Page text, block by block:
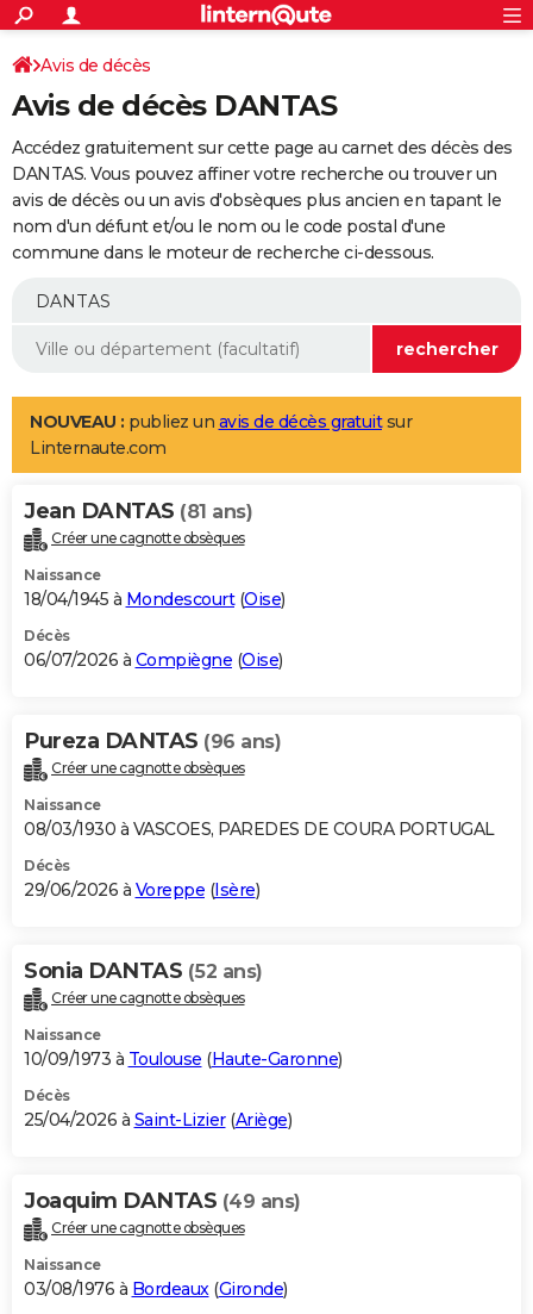
ACTUALITÉS
Politique
Société
Faits Divers
Education
Monde
Villes
+
SPORT
Coupe du monde 2026
Football
Tennis
Cyclisme
Rugby
Forum
Programme TV
TNT
Streaming
Cinéma
Sorties cinéma
Musique
+
FINANCE
Retraite
Epargne
Immobilier
Risques naturels par ville
Banque
Assurance
AUTO
Essais
Réserver un essai
Citadines
Berlines
SUV
Forum auto
+
Mobiles
Meilleur smartphone
Internet
Ordinateurs
Jeux vidéo
Guide high-tech
Aménagement intérieur
LIFESTYLE
Art de vivre
Bien-être
Loisirs
Mode
Modes de vie
Alimentation
Guide de la santé
Maladies
Médicaments
Sommeil
VOYAGE
Destinations
City break
Voyage nature
Voyage de noces
Forum
Climat
+PHOTO
GUIDES D'ACHAT
BONS PLANS
Carte de Noël
Carte Bonne année
Carte Saint-Valentin
Carte Pâques
Carte d'anniversaire
DICTIONNAIRE
Dictionnaire
Biographies
Citations
Expressions
Proverbes
PROGRAMME TV
S'inscrire
Se connecter
Lycées
Collèges
Primaires
Universités
Entreprises
Service militaire
Avis de recherche
AVIS DE DÉCÈS
Bricolage
Lifestyle
Culture
Sport
Auto
Television
Voyage
Cinema
Avis de décès
Avis de décès DANTAS
Accédez gratuitement sur cette page au carnet des décès des
DANTAS. Vous pouvez affiner votre recherche ou trouver un
avis de décès ou un avis d'obsèques plus ancien en tapant le
nom d'un défunt et/ou le nom ou le code postal d'une
commune dans le moteur de recherche ci-dessous.
NOUVEAU : publiez un avis de décès gratuitsur
Linternaute.com
Jean DANTAS (81 ans)
Créer une cagnotte obsèques
Naissance
18/04/1945 à Mondescourt(Oise)
Décès
06/07/2026 à Compiègne (Oise)
Pureza DANTAS (96 ans)
Créer une cagnotte obsèques
Naissance
08/03/1930 à VASCOES, PAREDES DE COURA PORTUGAL
Décès
29/06/2026 à Voreppe (Isère)
Sonia DANTAS (52 ans)
Créer une cagnotte obsèques
Naissance
10/09/1973 à Toulouse (Haute-Garonne)
Décès
25/04/2026 à Saint-Lizier(Ariège)
Joaquim DANTAS (49 ans)
Créer une cagnotte obsèques
Naissance
03/08/1976 à Bordeaux (Gironde)